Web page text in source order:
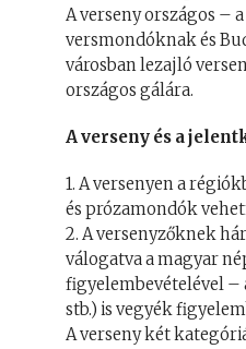
A verseny országos –
versmondóknak és
városban lezajló
országos gálára.
A verseny és a
1. A versenyen a
és prózamondók
2. A versenyzőknek
válogatva a magyar
figyelembevételével –
stb.) is vegyék
A verseny két